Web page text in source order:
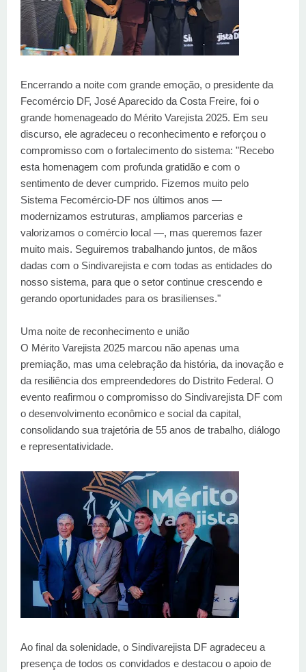
Encerrando a noite com grande emoção, o presidente da
Fecomércio DF, José Aparecido da Costa Freire, foi o
grande homenageado do Mérito Varejista 2025. Em seu
discurso, ele agradeceu o reconhecimento e reforçou o
compromisso com o fortalecimento do sistema: "Recebo
esta homenagem com profunda gratidão e com o
sentimento de dever cumprido. Fizemos muito pelo
Sistema Fecomércio-DF nos últimos anos —
modernizamos estruturas, ampliamos parcerias e
valorizamos o comércio local —, mas queremos fazer
muito mais. Seguiremos trabalhando juntos, de mãos
dadas com o Sindivarejista e com todas as entidades do
nosso sistema, para que o setor continue crescendo e
gerando oportunidades para os brasilienses."
Uma noite de reconhecimento e união
O Mérito Varejista 2025 marcou não apenas uma
premiação, mas uma celebração da história, da inovação e
da resiliência dos empreendedores do Distrito Federal. O
evento reafirmou o compromisso do Sindivarejista DF com
o desenvolvimento econômico e social da capital,
consolidando sua trajetória de 55 anos de trabalho, diálogo
e representatividade.
Ao final da solenidade, o Sindivarejista DF agradeceu a
presença de todos os convidados e destacou o apoio de